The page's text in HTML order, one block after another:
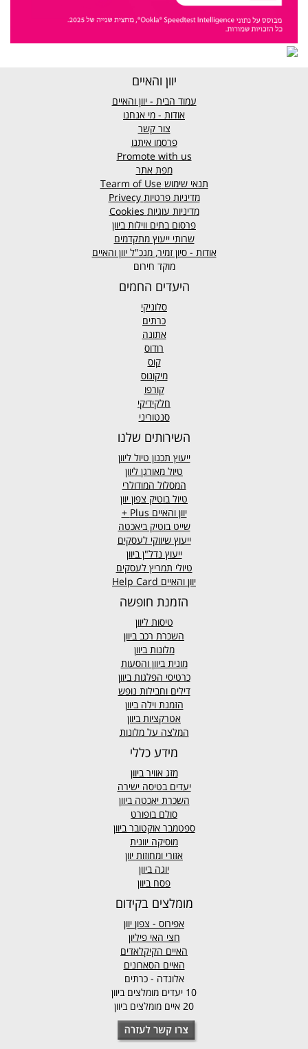
יוון והאיים
עמוד הבית - יוון והאיים
אודות - מי אנחנו
צור קשר
פרסמו איתנו
Promote with us
מפת אתר
תנאי שימוש
מדיניות פרטיות Privecy
מדיניות עוגיות Cookies
פרסום בתים ווילות ביוון
שרותי ייעוץ מתקדמים
אודות - סיון זמיר, מנכ"ל יוון והאיים
מוקד חירום
היעדים החמים
סלוניקי
כרתים
אתונה
רודוס
קוס
מיקונוס
קורפו
חלקידיקי
סנטוריני
השירותים שלנו
ייעוץ תכנון טיול ליוון
טיול מאורגן ליוון
המסלול המודולרי
טיול בוטיק צפון יוון
יוון והאיים Plus +
שייט בוטיק ביאכטה
ייעוץ שיווקי לעסקים
ייעוץ נדל"ן ביוון
טיולי תמריץ לעסקים
יוון והאיים Help Card
הזמנת חופשה
טיסות ליוון
השכרת רכב ביוון
מלונות ביוון
מונית ביוון והסעות
כרטיסי הפלגות ביוון
דילים וחבילות נופש
הזמנת וילה ביוון
אטרקציות ביוון
המלצה על מלונות
מידע כללי
מזג אווירביוון
יעדים בטיסה ישירה
השכרת יאכטה ביוון
סולם בופורט
ספטמבר אוקטובר ביוון
מוסיקה יוונית
אזורי ומחוזות יוון
יוגה ביוון
פסח ביוון
מומלצים בקידום
אפירוס - צפון יוון
חצי האי פיליון
האיים הקיקלאדים
האיים הסארונים
אלונדה - כרתים
10 יעדים מומלצים ביוון
20 איים מומלצים ביוון